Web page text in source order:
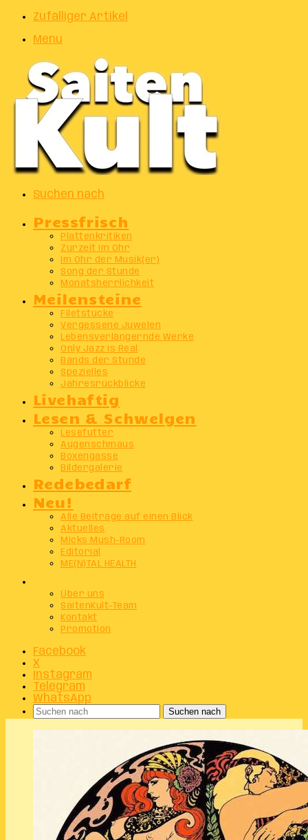
Zufälliger Artikel
Menu
Suchen nach
Pressfrisch
Plattenkritiken
Zurzeit im Ohr
Im Ohr der Musik(er)
Song der Stunde
Monatsherrlichkeit
Meilensteine
Filetstücke
Vergessene Juwelen
Lebensverlängernde Werke
Only Jazz Is Real
Bands der Stunde
Spezielles
Jahresrückblicke
Livehaftig
Lesen & Schwelgen
Lesefutter
Augenschmaus
Boxengasse
Bildergalerie
Redebedarf
Neu!
Alle Beiträge auf einen Blick
Aktuelles
Micks Mush-Room
Editorial
ME(N)TAL HEALTH
Über uns
SaitenKult-Team
Kontakt
Promotion
Facebook
X
Instagram
Telegram
WhatsApp
Suchen nach